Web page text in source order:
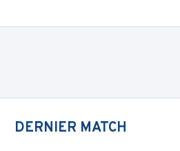
DERNIER MATCH